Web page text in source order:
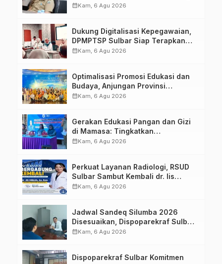
calendar_monthKam, 6 Agu 2026
Dukung Digitalisasi Kepegawaian,
DPMPTSP Sulbar Siap Terapkan
Aplikasi FLEKSI ASN
calendar_monthKam, 6 Agu 2026
Optimalisasi Promosi Edukasi dan
Budaya, Anjungan Provinsi
Sulawesi Barat Perkuat Kolaborasi
calendar_monthKam, 6 Agu 2026
Gerakan Edukasi Pangan dan Gizi
di Mamasa: Tingkatkan
Pengetahuan dan Keterampilan
calendar_monthKam, 6 Agu 2026
Perkuat Layanan Radiologi, RSUD
Sulbar Sambut Kembali dr. Iis
Imelda, Sp.Rad
calendar_monthKam, 6 Agu 2026
Jadwal Sandeq Silumba 2026
Disesuaikan, Dispoparekraf Sulbar
Pastikan Persiapan Tetap
calendar_monthKam, 6 Agu 2026
Dispoparekraf Sulbar Komitmen